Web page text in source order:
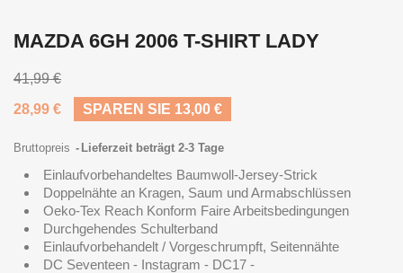
MAZDA 6GH 2006 T-SHIRT LADY
41,99 €
28,99 €
SPAREN SIE 13,00 €
Bruttopreis Lieferzeit beträgt 2-3 Tage
Einlaufvorbehandeltes Baumwoll-Jersey-Strick
Doppelnähte an Kragen, Saum und Armabschlüssen
Oeko-Tex Reach Konform Faire Arbeitsbedingungen
Durchgehendes Schulterband
Einlaufvorbehandelt / Vorgeschrumpft, Seitennähte
DC Seventeen - Instagram - DC17 -